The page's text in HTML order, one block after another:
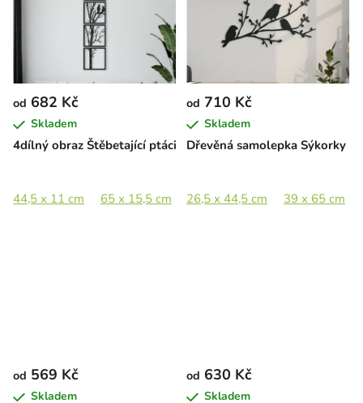
4dílný obraz Štěbetající ptáci
od 682 Kč
Skladem
44,5 x 11 cm 65 x 15,5 cm 89 x 21,5 cm 133 x 32,5 cm
Dřevěná samolepka Sýkorky
od 710 Kč
Skladem
26,5 x 44,5 cm 39 x 65 cm
od 569 Kč
Skladem
od 630 Kč
Skladem